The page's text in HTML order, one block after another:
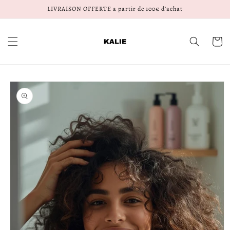
au
LIVRAISON OFFERTE a partir de 100€ d’achat
Panier
Passer aux
informations
produits
{{currency}}{{discount}} undefined